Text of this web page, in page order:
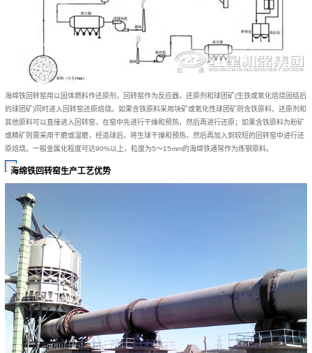
海绵铁回转窑用以固体燃料作还原剂，回转窑作为反应器，还原剂和球团矿(生铁或氧化焙烧固结后
的球团矿)同时进入回转窑还原焙烧。如果含铁原料采用块矿或氧化性球团矿则含铁原料、还原剂和
其他原料可以直接进入回转窑，在窑中先进行干燥和预热，然后再进行还原；如果含铁原料为粉矿
或精矿则需采用干磨或湿磨，经造球后，将生球干燥和预热，然后再加入到较短的回转窑中进行还
原焙烧。一般金属化程度可达90%以上，粒度为5～15mm的海绵铁通常作为炼钢原料。
海绵铁回转窑生产工艺优势